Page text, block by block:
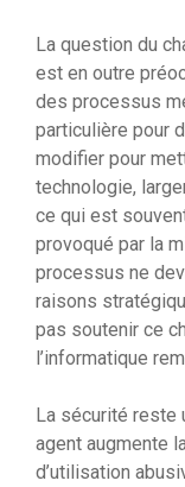
La question du
est en outre
des processus
particulière pour
modifier pour
technologie,
ce qui est
provoqué par la
processus ne
raisons
pas soutenir ce
l’informatique
La sécurité reste
agent augmente
d’utilisation